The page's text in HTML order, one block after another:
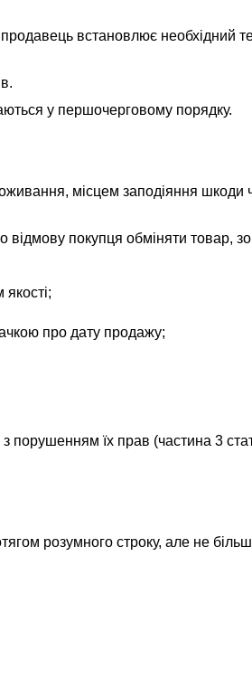
встановлює необхідний
у першочерговому порядку.
місцем заподіяння шкоди
відмову покупця обміняти товар,
про дату продажу;
порушенням їх прав (частина 3
розумного строку, але не